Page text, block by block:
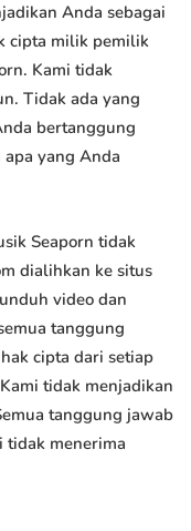
Anda sebagai
cipta milik pemilik
Kami tidak
Tidak ada yang
bertanggung
yang Anda
Seaporn tidak
dialihkan ke situs
video dan
tanggung
cipta dari setiap
tidak menjadikan
tanggung jawab
menerima